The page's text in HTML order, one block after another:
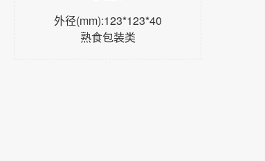
外径(mm):123*123*40
熟食包装类